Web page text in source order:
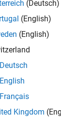
to design
for Polyspace.
(Deutsch)
(English)
(English)
Deutsch
English
Français
Kingdom